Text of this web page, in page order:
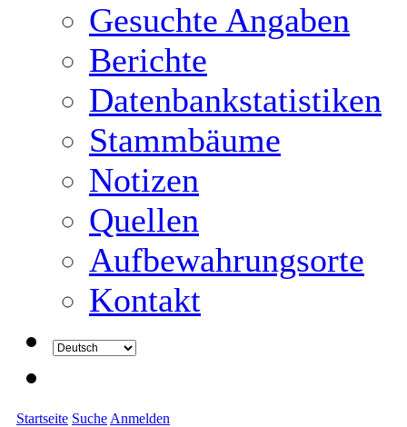
Gesuchte Angaben
Berichte
Datenbankstatistiken
Stammbäume
Notizen
Quellen
Aufbewahrungsorte
Kontakt
Startseite Suche Anmelden